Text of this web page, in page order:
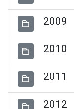
2009
2010
2011
2012